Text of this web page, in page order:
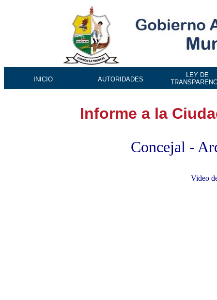
INICIO AUTORIDADES
LEY DE
Informe a la
Concejal -
Video